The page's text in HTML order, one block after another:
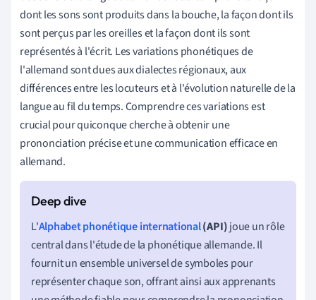
dont les sons sont produits dans la bouche, la façon dont ils
sont perçus par les oreilles et la façon dont ils sont
représentés à l'écrit. Les variations phonétiques de
l'allemand sont dues aux dialectes régionaux, aux
différences entre les locuteurs et à l'évolution naturelle de la
langue au fil du temps. Comprendre ces variations est
crucial pour quiconque cherche à obtenir une
prononciation précise et une communication efficace en
allemand.
L'Alphabet phonétique international(API)joue un rôle
central dans l'étude de la phonétique allemande. Il
fournit un ensemble universel de symboles pour
représenter chaque son, offrant ainsi aux apprenants